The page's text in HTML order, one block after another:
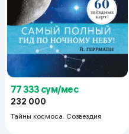
77 333 сум/мес
232 000
Тайны космоса. Созвездия